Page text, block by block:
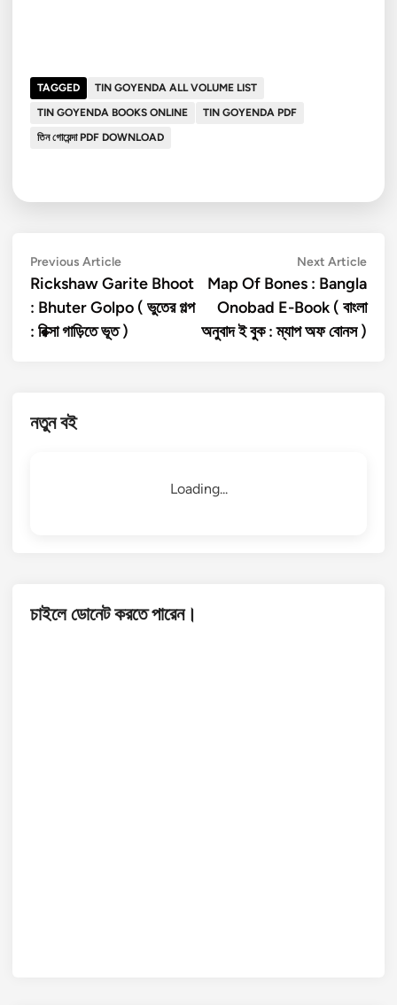
TAGGED
TIN GOYENDA ALL VOLUME LIST
TIN GOYENDA BOOKS ONLINE
TIN GOYENDA PDF
তিন গোয়েন্দা PDF DOWNLOAD
Post
navigation
Previous ArticlePrevious
article:
Rickshaw Garite Bhoot
: Bhuter Golpo ( ভুতের গল্প
: রিক্সা গাড়িতে ভূত )
Next ArticleNext
Map Of Bones : Bangla
Onobad E-Book ( বাংলা
অনুবাদ ই বুক : ম্যাপ অফ বোনস )
নতুন বই
Loading...
চাইলে ডোনেট করতে পারেন।